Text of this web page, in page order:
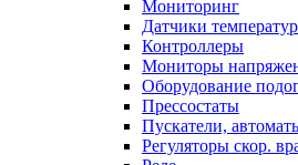
Мониторинг
Датчики
Контроллеры
Мониторы
Оборудование
Прессостаты
Пускатели,
Регуляторы скор.